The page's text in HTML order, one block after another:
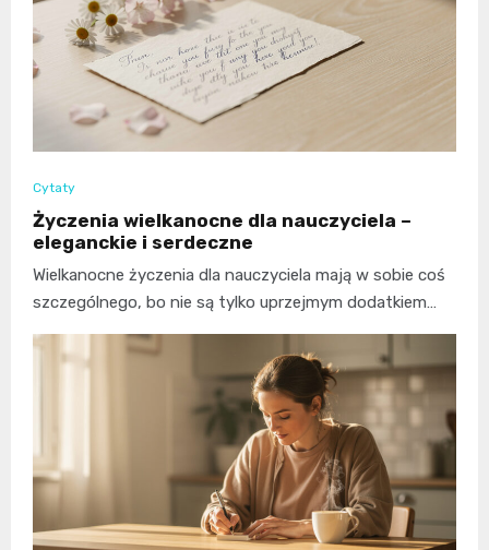
Cytaty
Życzenia wielkanocne dla nauczyciela –
eleganckie i serdeczne
Wielkanocne życzenia dla nauczyciela mają w sobie coś
szczególnego, bo nie są tylko uprzejmym dodatkiem…